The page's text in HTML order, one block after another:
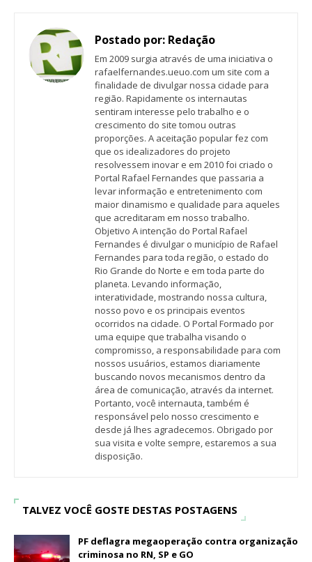
Postado por: Redação
Em 2009 surgia através de uma iniciativa o
rafaelfernandes.ueuo.com um site com a
finalidade de divulgar nossa cidade para
região. Rapidamente os internautas
sentiram interesse pelo trabalho e o
crescimento do site tomou outras
proporções. A aceitação popular fez com
que os idealizadores do projeto
resolvessem inovar e em 2010 foi criado o
Portal Rafael Fernandes que passaria a
levar informação e entretenimento com
maior dinamismo e qualidade para aqueles
que acreditaram em nosso trabalho.
Objetivo A intenção do Portal Rafael
Fernandes é divulgar o município de Rafael
Fernandes para toda região, o estado do
Rio Grande do Norte e em toda parte do
planeta. Levando informação,
interatividade, mostrando nossa cultura,
nosso povo e os principais eventos
ocorridos na cidade. O Portal Formado por
uma equipe que trabalha visando o
compromisso, a responsabilidade para com
nossos usuários, estamos diariamente
buscando novos mecanismos dentro da
área de comunicação, através da internet.
Portanto, você internauta, também é
responsável pelo nosso crescimento e
desde já lhes agradecemos. Obrigado por
sua visita e volte sempre, estaremos a sua
disposição.
TALVEZ VOCÊ GOSTE DESTAS POSTAGENS
PF deflagra megaoperação contra organização
criminosa no RN, SP e GO